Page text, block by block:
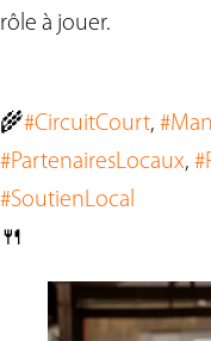
rôle à jouer.
🌾#CircuitCourt,
#PartenairesLocaux,
#SoutienLocal
🍴